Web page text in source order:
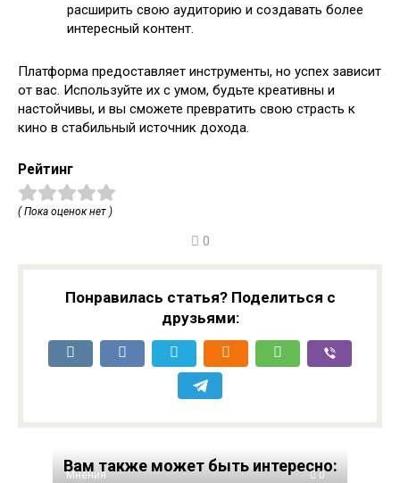
расширить свою аудиторию и создавать более
интересный контент.
Платформа предоставляет инструменты, но успех зависит
от вас. Используйте их с умом, будьте креативны и
настойчивы, и вы сможете превратить свою страсть к
кино в стабильный источник дохода.
Рейтинг
( Пока оценок нет )
0
Понравилась статья? Поделиться с
друзьями:
Вам также может быть интересно:
Мнения 0